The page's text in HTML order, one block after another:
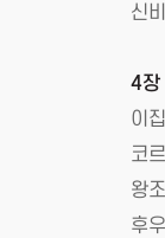
신
4장
이
코
왕조
후